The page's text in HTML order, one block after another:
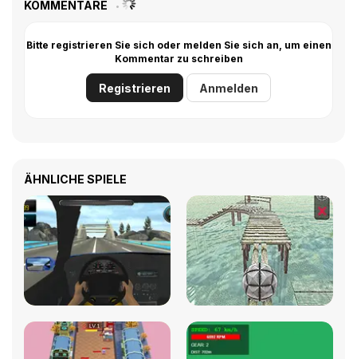
KOMMENTARE
Bitte registrieren Sie sich oder melden Sie sich an, um einen
Kommentar zu schreiben
Registrieren Anmelden
ÄHNLICHE SPIELE